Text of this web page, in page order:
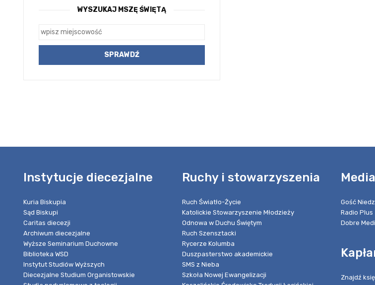
WYSZUKAJ MSZĘ ŚWIĘTĄ
Instytucje diecezjalne
Kuria Biskupia
Sąd Biskupi
Caritas diecezji
Archiwum diecezjalne
Wyższe Seminarium Duchowne
Biblioteka WSD
Instytut Studiów Wyższych
Diecezjalne Studium Organistowskie
Ruchy i stowarzyszenia
Ruch Światło-Życie
Katolickie Stowarzyszenie Młodzieży
Odnowa w Duchu Świętym
Ruch Szensztacki
Rycerze Kolumba
Duszpasterstwo akademickie
SMS z Nieba
Szkoła Nowej Ewangelizacji
Gość
Radio Plus
Dobre
Znajdź